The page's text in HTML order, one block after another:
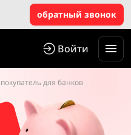
обратный звонок
Войти
для банков